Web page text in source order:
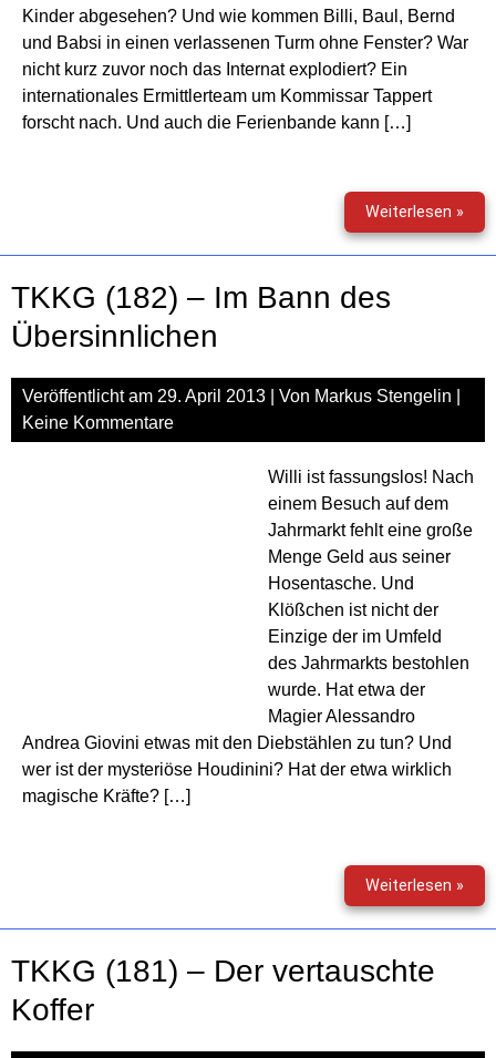
Kinder abgesehen? Und wie kommen Billi, Baul, Bernd
und Babsi in einen verlassenen Turm ohne Fenster? War
nicht kurz zuvor noch das Internat explodiert? Ein
internationales Ermittlerteam um Kommissar Tappert
forscht nach. Und auch die Ferienbande kann […]
Weiterlesen »Die
und
–
TKKG (182) – Im Bann des
Übersinnlichen
Veröffentlicht am 29. April 2013 | Von Markus Stengelin
Keine Kommentare
Willi ist fassungslos! Nach
einem Besuch auf dem
Jahrmarkt fehlt eine große
Menge Geld aus seiner
Hosentasche. Und
Klößchen ist nicht der
Einzige der im Umfeld
des Jahrmarkts bestohlen
wurde. Hat etwa der
Magier Alessandro
Andrea Giovini etwas mit den Diebstählen zu tun? Und
wer ist der mysteriöse Houdinini? Hat der etwa wirklich
magische Kräfte? […]
Weiterlesen »
–
TKKG (181) – Der vertauschte
Koffer